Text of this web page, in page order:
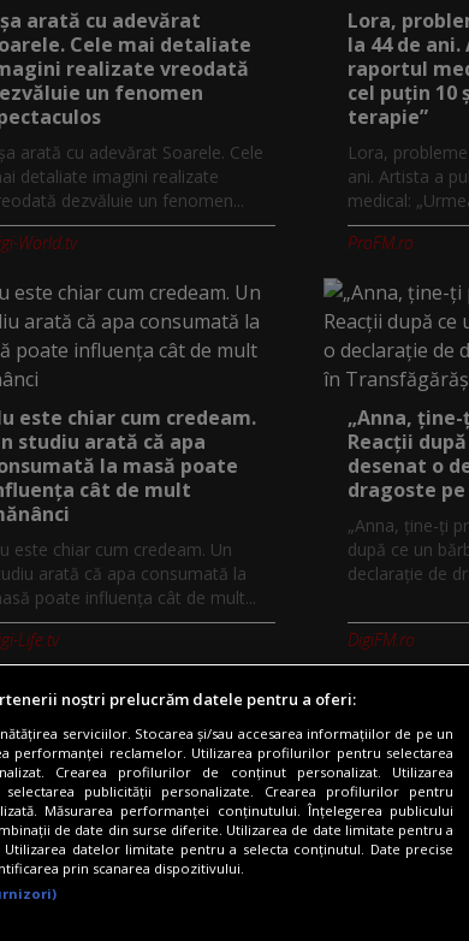
arată cu adevărat
Cele mai detaliate
realizate vreodată
un fenomen
arată cu adevărat Soarele. Cele
detaliate imagini realizate
dezvăluie un fenomen...
World.tv
Lora,
la 44 de
raportul
cel puțin 10
terapie”
Lora,
ani. Artista a
medical:
ProFM.ro
este chiar cum credeam.
studiu arată că apa
la masă poate
cât de mult
este chiar cum credeam. Un
arată că apa consumată la
poate influența cât de mult...
Life.tv
„Anna,
Reacţii
desenat o
dragoste pe
„Anna, ţine-ţi
după ce un
declaraţie de
DigiFM.ro
S.A.
de presă Abonare Digi TV Contact/Info Codul etic
pe:
noștri prelucrăm datele pentru a oferi:
serviciilor. Stocarea și/sau accesarea informațiilor de pe un
performanței reclamelor. Utilizarea profilurilor pentru selectarea
Crearea profilurilor de conținut personalizat. Utilizarea
publicității personalizate. Crearea profilurilor pentru
Măsurarea performanței conținutului. Înțelegerea publicului
de date din surse diferite. Utilizarea de date limitate pentru a
Utilizarea datelor limitate pentru a selecta conținutul. Date precise
prin scanarea dispozitivului.